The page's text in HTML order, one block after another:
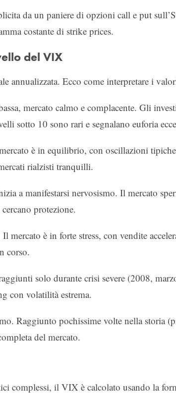
da un paniere di opzioni call e put
costante di strike prices.
del VIX
annualizzata. Ecco come interpretare i
mercato calmo e complacente. Gli
sotto 10 sono rari e segnalano euforia
è in equilibrio, con oscillazioni
rialzisti tranquilli.
a manifestarsi nervosismo. Il mercato
protezione.
mercato è in forte stress, con vendite
corso.
solo durante crisi severe (2008,
con volatilità estrema.
Raggiunto pochissime volte nella storia
del mercato.
complessi, il VIX è calcolato usando la